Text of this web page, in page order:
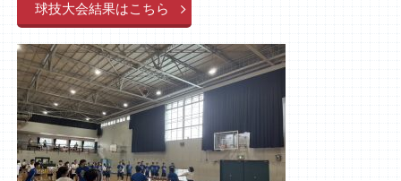
球技大会結果はこちら